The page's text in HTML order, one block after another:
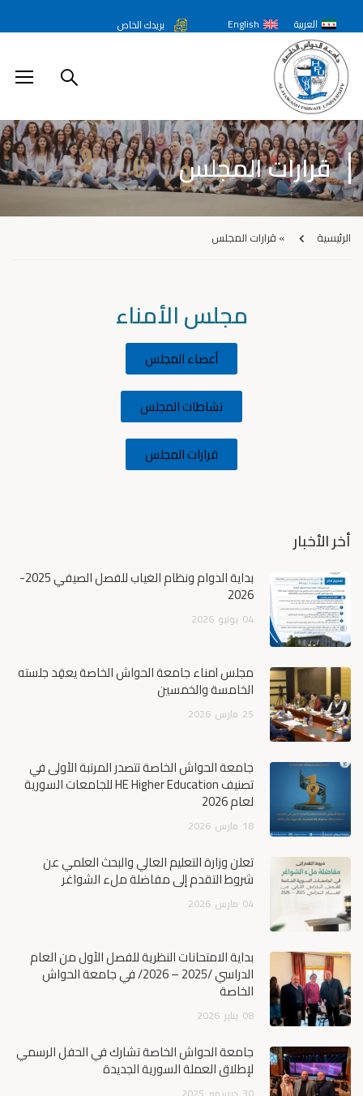
العربية English بريدك الخاص
قرارات المجلس
الرئيسية » قرارات المجلس
مجلس الأمناء
أعضاء المجلس
نشاطات المجلس
قرارات المجلس
أخر الأخبار
بداية الدوام ونظام الغياب للفصل الصيفي 2025-
2026
04 يونيو 2026
مجلس أمناء جامعة الحواش الخاصة يعقِد جلسته
الخامسة والخمسين
25 مارس 2026
جامعة الحواش الخاصة تتصدر المرتبة الأولى في
تصنيف HE Higher Education للجامعات السورية
لعام 2026
18 مارس 2026
تعلن وزارة التعليم العالي والبحث العلمي عن
شروط التقدم إلى مفاضلة ملء الشواغر
04 مارس 2026
بداية الامتحانات النظرية للفصل الأول من العام
الدراسي /2025 – 2026/ في جامعة الحواش
الخاصة
08 يناير 2026
جامعة الحواش الخاصة تشارك في الحفل الرسمي
لإطلاق العملة السورية الجديدة